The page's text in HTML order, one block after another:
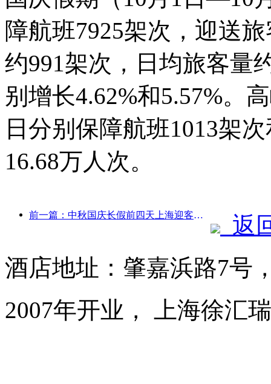
障航班7925架次，迎送
约991架次，日均旅客量
别增长4.62%和5.57%。
日分别保障航班1013架
16.68万人次。
前一篇：中秋国庆长假前四天上海迎客逾1511万人次，同比增长超两成
返
酒店地址：肇嘉浜路7号
2007年开业， 上海徐